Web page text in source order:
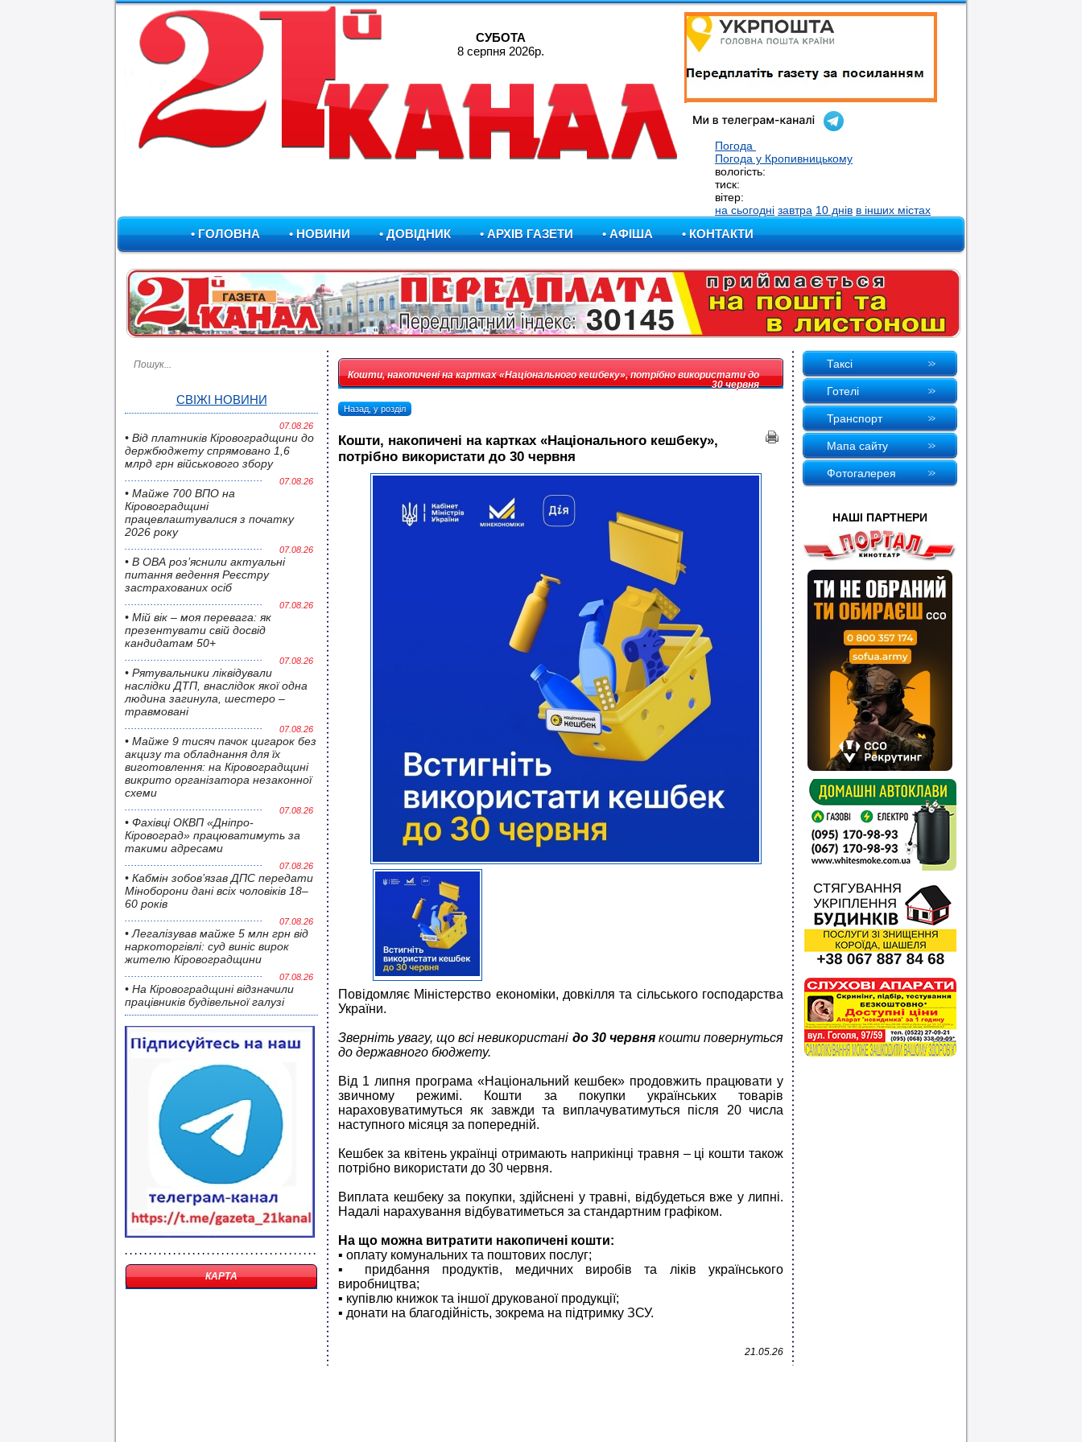
СУБОТА
8 серпня 2026р.
Погода
Погода у Кропивницькому
вологість:
тиск:
вітер:
на сьогодні завтра 10 днів в інших містах
• ГОЛОВНА • НОВИНИ • ДОВІДНИК • АРХІВ ГАЗЕТИ • АФІША • КОНТАКТИ
СВІЖІ НОВИНИ
07.08.26
• Від платників Кіровоградщини до
держбюджету спрямовано 1,6
млрд грн військового збору
07.08.26
• Майже 700 ВПО на
Кіровоградщині
працевлаштувалися з початку
2026 року
07.08.26
• В ОВА роз’яснили актуальні
питання ведення Реєстру
застрахованих осіб
07.08.26
• Мій вік – моя перевага: як
презентувати свій досвід
кандидатам 50+
07.08.26
• Pятувальники ліквідували
наслідки ДТП, внаслідок якої одна
людина загинула, шестеро –
травмовані
07.08.26
• Майже 9 тисяч пачок цигарок без
акцизу та обладнання для їх
виготовлення: на Кіровоградщині
викрито організатора незаконної
схеми
07.08.26
• Фахівці ОКВП «Дніпро-
Кіровоград» працюватимуть за
такими адресами
07.08.26
• Кабмін зобов’язав ДПС передати
Міноборони дані всіх чоловіків 18–
60 років
07.08.26
• Легалізував майже 5 млн грн від
наркоторгівлі: суд виніс вирок
жителю Кіровоградщини
07.08.26
• На Кіровоградщині відзначили
працівників будівельної галузі
КАРТА
Кошти, накопичені на картках «Національного кешбеку», потрібно використати до
30 червня
Назад, у розділ
Кошти, накопичені на картках «Національного кешбеку»,
потрібно використати до 30 червня
Повідомляє Міністерство економіки, довкілля та сільського господарства
України.
Зверніть увагу, що всі невикористані до 30 червнякошти повернуться
до державного бюджету.
Від 1 липня програма «Національний кешбек» продовжить працювати у
звичному режимі. Кошти за покупки українських товарів
нараховуватимуться як завжди та виплачуватимуться після 20 числа
наступного місяця за попередній.
Кешбек за квітень українці отримають наприкінці травня – ці кошти також
потрібно використати до 30 червня.
Виплата кешбеку за покупки, здійснені у травні, відбудеться вже у липні.
Надалі нарахування відбуватиметься за стандартним графіком.
На що можна витратити накопичені кошти:
▪️ оплату комунальних та поштових послуг;
▪️ придбання продуктів, медичних виробів та ліків українського
виробництва;
▪️ купівлю книжок та іншої друкованої продукції;
▪️ донати на благодійність, зокрема на підтримку ЗСУ.
21.05.26
Таксi
Готелi
Транспорт
Мапа сайту
Фотогалерея
НАШI ПАРТНЕРИ